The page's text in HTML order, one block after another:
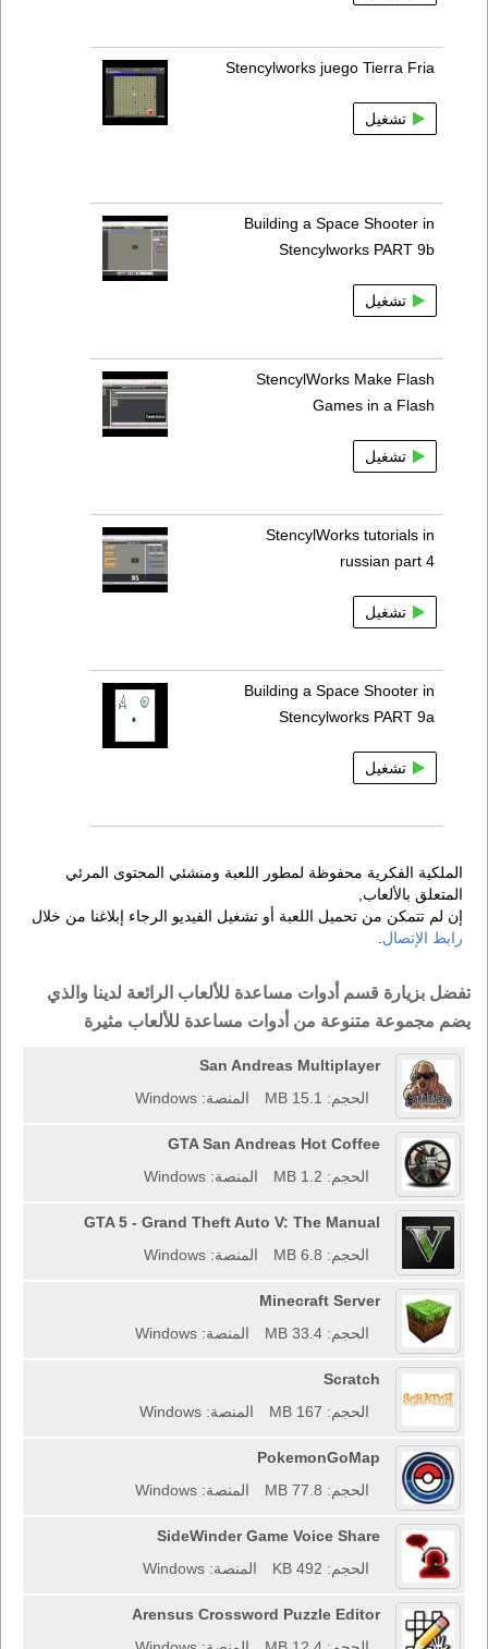
Stencylworks juego Tierra Fria
تشغيل
Building a Space Shooter in
Stencylworks PART 9b
تشغيل
StencylWorks Make Flash
Games in a Flash
تشغيل
StencylWorks tutorials in
russian part 4
تشغيل
Building a Space Shooter in
Stencylworks PART 9a
تشغيل
الملكية الفكرية محفوظة لمطور اللعبة ومنشئي المحتوى المرئي
المتعلق بالألعاب,
إن لم تتمكن من تحميل اللعبة أو تشغيل الفيديو الرجاء إبلاغنا من خلال
رابط الإتصال
تفضل بزيارة قسم أدوات مساعدة للألعاب الرائعة لدينا والذي
يضم مجموعة متنوعة من أدوات مساعدة للألعاب مثيرة
San Andreas Multiplayer
الحجم: 15.1 MB
المنصة: Windows
GTA San Andreas Hot Coffee
الحجم: 1.2 MB
المنصة: Windows
GTA 5 - Grand Theft Auto V: The Manual
الحجم: 6.8 MB
المنصة: Windows
Minecraft Server
الحجم: 33.4 MB
المنصة: Windows
Scratch
الحجم: 167 MB
المنصة: Windows
PokemonGoMap
الحجم: 77.8 MB
المنصة: Windows
SideWinder Game Voice Share
الحجم: 492 KB
المنصة: Windows
Arensus Crossword Puzzle Editor